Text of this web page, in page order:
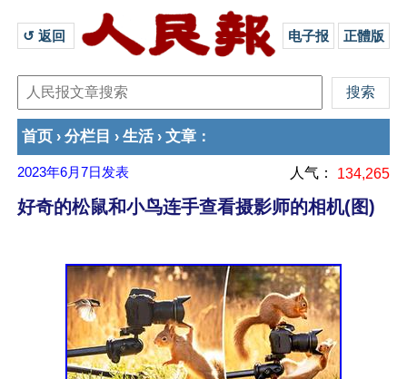
↺ 返回 电子报 正體版
首页 › 分栏目 › 生活 › 文章 ：
2023年6月7日 发表 人气： 134,265
好奇的松鼠和小鸟连手查看摄影师的相机(图)